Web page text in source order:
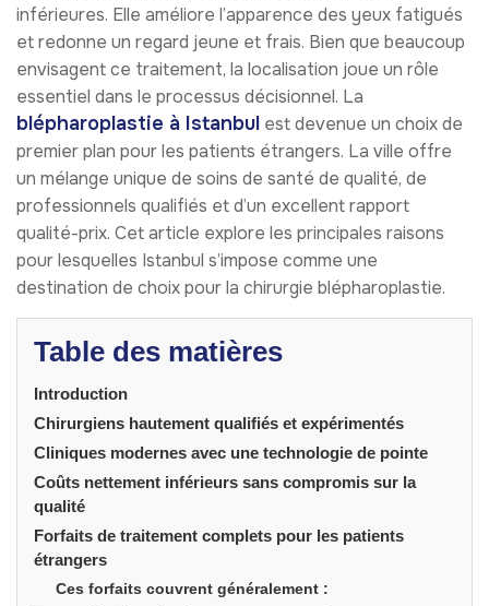
inférieures. Elle améliore l’apparence des yeux fatigués
et redonne un regard jeune et frais. Bien que beaucoup
envisagent ce traitement, la localisation joue un rôle
essentiel dans le processus décisionnel. La
blépharoplastie à Istanbul est devenue un choix de
premier plan pour les patients étrangers. La ville offre
un mélange unique de soins de santé de qualité, de
professionnels qualifiés et d’un excellent rapport
qualité-prix. Cet article explore les principales raisons
pour lesquelles Istanbul s’impose comme une
destination de choix pour la chirurgie blépharoplastie.
Table des matières
Introduction
Chirurgiens hautement qualifiés et expérimentés
Cliniques modernes avec une technologie de pointe
Coûts nettement inférieurs sans compromis sur la
qualité
Forfaits de traitement complets pour les patients
étrangers
Ces forfaits couvrent généralement :